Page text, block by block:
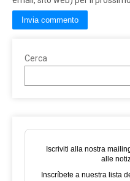
Cerca
Iscriviti alla nostra
alle
Inscríbete a nuestra lista